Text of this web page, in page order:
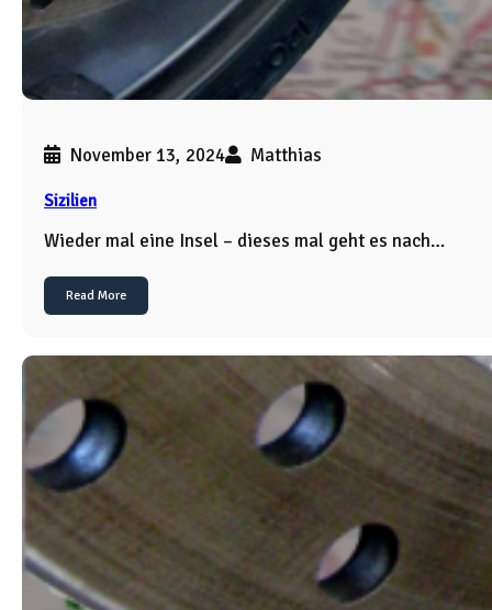
November 13, 2024 Matthias
Sizilien
Wieder mal eine Insel – dieses mal geht es nach…
Read More